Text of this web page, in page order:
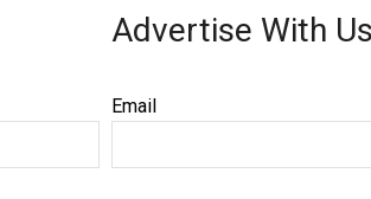
Advertise With Us
Email